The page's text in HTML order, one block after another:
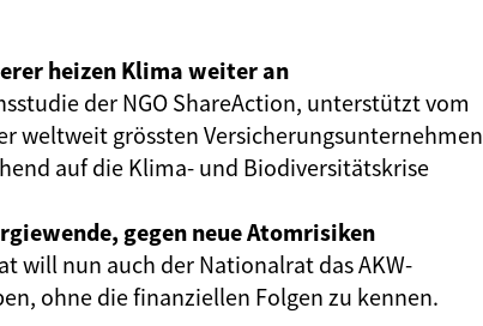
heizen Klima weiter an
der NGO ShareAction, unterstützt vom
weltweit grössten Versicherungsunternehmen
auf die Klima- und Biodiversitätskrise
gegen neue Atomrisiken
will nun auch der Nationalrat das AKW-
ohne die finanziellen Folgen zu kennen.